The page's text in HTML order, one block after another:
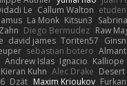
Le Callum Walton
La Monk Kitsun3
Diego Bermudez Raw
david james Toriten57
sebastian botero
Andrew Islas Ignacio Kalliope
Kieran Kuhn Alec Drake
Dzät Maxim Krioukov